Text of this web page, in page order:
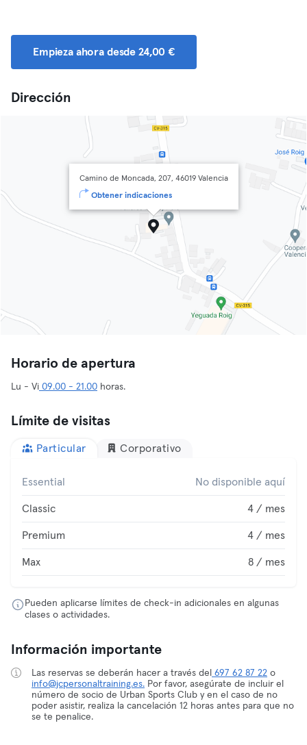
Empieza ahora desde 24,00 €
Dirección
Camino de Moncada, 207, 46019 Valencia
Obtener indicaciones
Horario de apertura
Lu - Vi 09.00 - 21.00 horas.
Límite de visitas
Particular Corporativo
Essential No disponible aquí
Classic 4 / mes
Premium 4 / mes
Max 8 / mes
Pueden aplicarse límites de check-in adicionales en algunas
clases o actividades.
Información importante
Las reservas se deberán hacer a través del 697 62 87 22 o
info@jcpersonaltraining.es. Por favor, asegúrate de incluir el
número de socio de Urban Sports Club y en el caso de no
poder asistir, realiza la cancelación 12 horas antes para que no
se te penalice.